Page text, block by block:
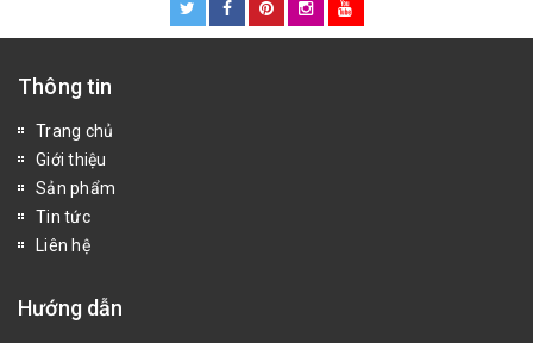
Thông tin
Trang chủ
Giới thiệu
Sản phẩm
Tin tức
Liên hệ
Hướng dẫn